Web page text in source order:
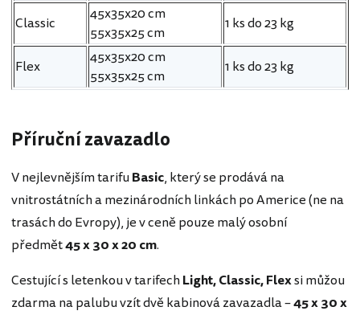
Classic
45x35x20 cm
55x35x25 cm
1 ks do 23 kg
Flex
45x35x20 cm
55x35x25 cm
1 ks do 23 kg
Příruční zavazadlo
V nejlevnějším tarifuBasic, který se prodává na
vnitrostátních a mezinárodních linkách po Americe (ne na
trasách do Evropy), je v ceně pouze malý osobní
předmět45 x 30 x 20 cm.
Cestující s letenkou v tarifechLight, Classic, Flexsi můžou
zdarma na palubu vzít dvě kabinová zavazadla –45 x 30 x